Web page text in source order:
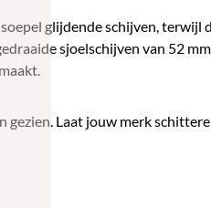
glijdende schijven, terwijl
sjoelschijven van 52
Laat jouw merk